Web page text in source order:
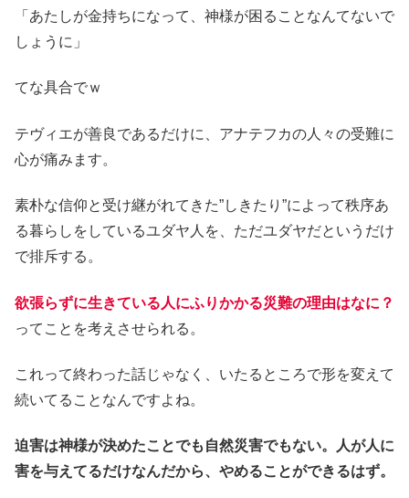
「あたしが金持ちになって、神様が困ることなんてないで
しょうに」
てな具合でｗ
テヴィエが善良であるだけに、アナテフカの人々の受難に
心が痛みます。
素朴な信仰と受け継がれてきた”しきたり”によって秩序あ
る暮らしをしているユダヤ人を、ただユダヤだというだけ
で排斥する。
欲張らずに生きている人にふりかかる災難の理由はなに？
ってことを考えさせられる。
これって終わった話じゃなく、いたるところで形を変えて
続いてることなんですよね。
迫害は神様が決めたことでも自然災害でもない。人が人に
害を与えてるだけなんだから、やめることができるはず。